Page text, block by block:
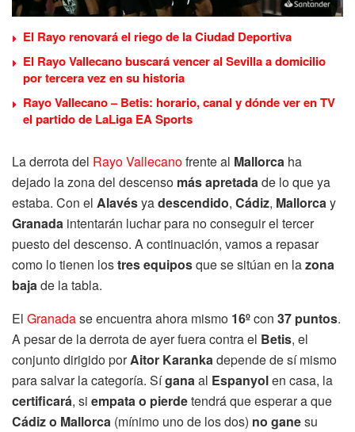
El Rayo renovará el riego de la Ciudad Deportiva
El Rayo Vallecano buscará vencer al Sevilla a domicilio
por tercera vez en su historia
Rayo Vallecano – Betis: horario, canal y dónde ver en TV
el partido de LaLiga EA Sports
La derrota del Rayo Vallecanofrente al Mallorca ha
dejado la zona del descenso más apretadade lo que ya
estaba. Con el Alavésyadescendido, Cádiz, Mallorcay
Granada intentarán luchar para no conseguir el tercer
puesto del descenso. A continuación, vamos a repasar
como lo tienen lostres equiposque se sitúan en lazona
bajade la tabla.
El Granadase encuentra ahora mismo 16ºcon 37 puntos.
A pesar de la derrota de ayer fuera contra el Betis, el
conjunto dirigido porAitor Karankadepende de sí mismo
para salvar la categoría. Síganaal Espanyolen casa, la
certificará, si empata o pierdetendrá que esperar a que
Cádiz o Mallorca (mínimo uno de los dos) no ganesu